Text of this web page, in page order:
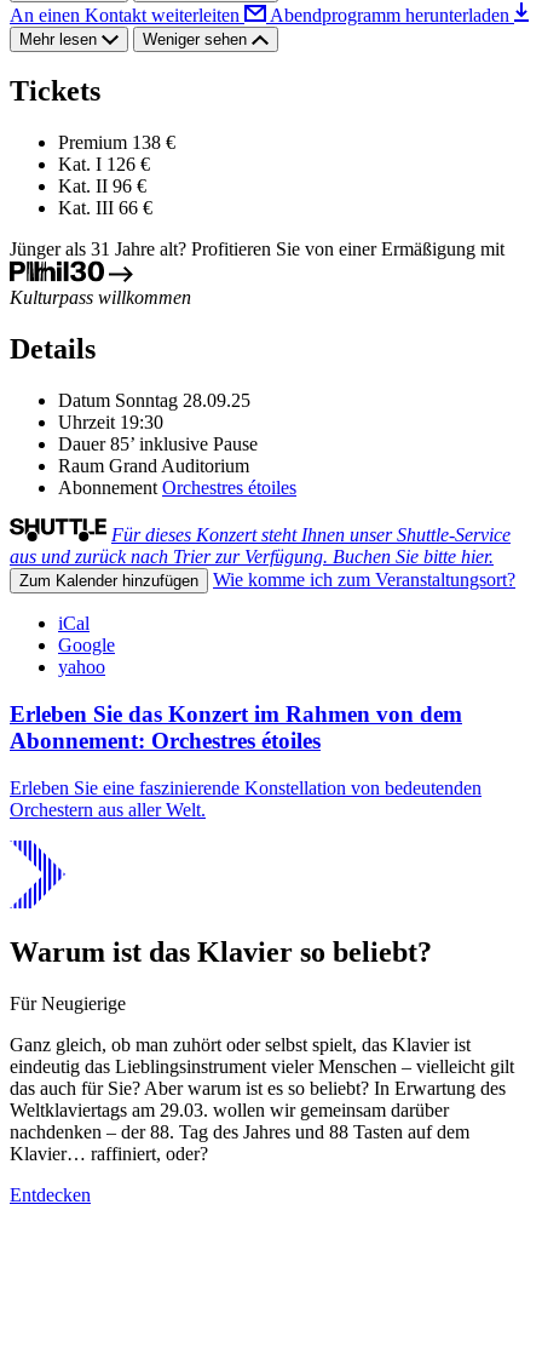
An einen Kontakt weiterleiten Abendprogramm herunterladen
Mehr lesen Weniger sehen
Tickets
Premium 138 €
Kat. I 126 €
Kat. II 96 €
Kat. III 66 €
Jünger als 31 Jahre alt? Profitieren Sie von einer Ermäßigung mit
Kulturpass willkommen
Details
Datum Sonntag 28.09.25
Uhrzeit 19:30
Dauer 85’ inklusive Pause
Raum Grand Auditorium
Abonnement Orchestres étoiles
Für dieses Konzert steht Ihnen unser Shuttle-Service
aus und zurück nach Trier zur Verfügung. Buchen Sie bitte hier.
Zum Kalender hinzufügen Wie komme ich zum Veranstaltungsort?
iCal
Google
yahoo
Erleben Sie das Konzert im Rahmen von dem
Abonnement: Orchestres étoiles
Erleben Sie eine faszinierende Konstellation von bedeutenden
Orchestern aus aller Welt.
Warum ist das Klavier so beliebt?
Für Neugierige
Ganz gleich, ob man zuhört oder selbst spielt, das Klavier ist
eindeutig das Lieblingsinstrument vieler Menschen – vielleicht gilt
das auch für Sie? Aber warum ist es so beliebt? In Erwartung des
Weltklaviertags am 29.03. wollen wir gemeinsam darüber
nachdenken – der 88. Tag des Jahres und 88 Tasten auf dem
Klavier… raffiniert, oder?
Entdecken